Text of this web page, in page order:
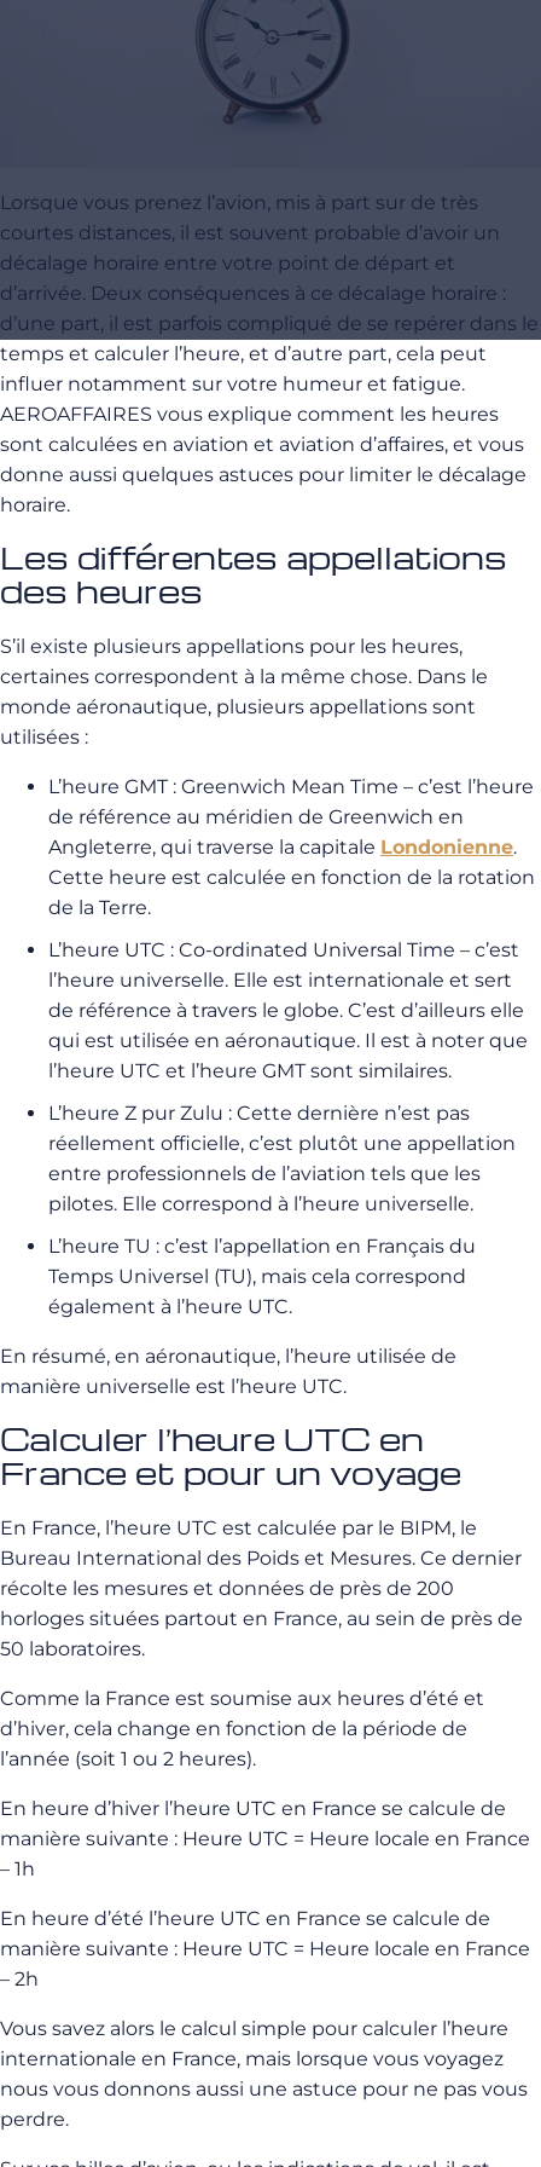
Lorsque vous prenez l’avion, mis à part sur de très
courtes distances, il est souvent probable d’avoir un
décalage horaire entre votre point de départ et
d’arrivée. Deux conséquences à ce décalage horaire :
d’une part, il est parfois compliqué de se repérer dans le
temps et calculer l’heure, et d’autre part, cela peut
influer notamment sur votre humeur et fatigue.
AEROAFFAIRES vous explique comment les heures
sont calculées en aviation et aviation d’affaires, et vous
donne aussi quelques astuces pour limiter le décalage
horaire.
Les différentes appellations
des heures
S’il existe plusieurs appellations pour les heures,
certaines correspondent à la même chose. Dans le
monde aéronautique, plusieurs appellations sont
utilisées :
L’heure GMT : Greenwich Mean Time – c’est l’heure
de référence au méridien de Greenwich en
Angleterre, qui traverse la capitale Londonienne.
Cette heure est calculée en fonction de la rotation
de la Terre.
L’heure UTC : Co-ordinated Universal Time – c’est
l’heure universelle. Elle est internationale et sert
de référence à travers le globe. C’est d’ailleurs elle
qui est utilisée en aéronautique. Il est à noter que
l’heure UTC et l’heure GMT sont similaires.
L’heure Z pur Zulu : Cette dernière n’est pas
réellement officielle, c’est plutôt une appellation
entre professionnels de l’aviation tels que les
pilotes. Elle correspond à l’heure universelle.
L’heure TU : c’est l’appellation en Français du
Temps Universel (TU), mais cela correspond
également à l’heure UTC.
En résumé, en aéronautique, l’heure utilisée de
manière universelle est l’heure UTC.
Calculer l’heure UTC en
France et pour un voyage
En France, l’heure UTC est calculée par le BIPM, le
Bureau International des Poids et Mesures. Ce dernier
récolte les mesures et données de près de 200
horloges situées partout en France, au sein de près de
50 laboratoires.
Comme la France est soumise aux heures d’été et
d’hiver, cela change en fonction de la période de
l’année (soit 1 ou 2 heures).
En heure d’hiver l’heure UTC en France se calcule de
manière suivante : Heure UTC = Heure locale en France
– 1h
En heure d’été l’heure UTC en France se calcule de
manière suivante : Heure UTC = Heure locale en France
– 2h
Vous savez alors le calcul simple pour calculer l’heure
internationale en France, mais lorsque vous voyagez
nous vous donnons aussi une astuce pour ne pas vous
perdre.